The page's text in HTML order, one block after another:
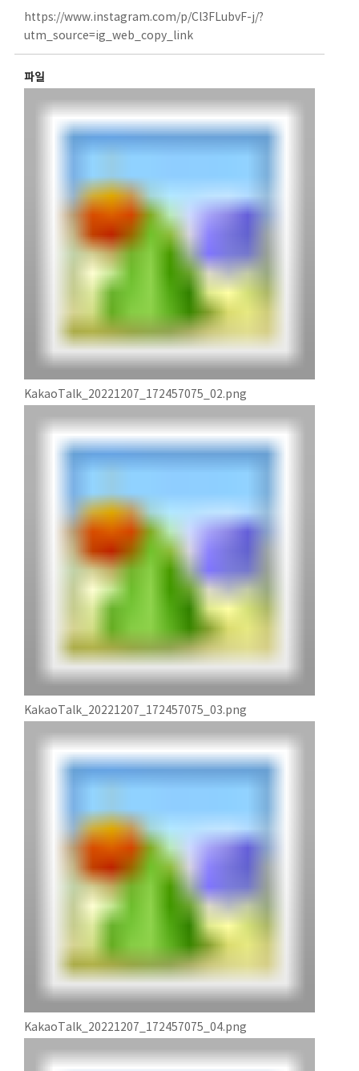
https://www.instagram.com/p/Cl3FLubvF-j/?
utm_source=ig_web_copy_link
파일
KakaoTalk_20221207_172457075_02.png
KakaoTalk_20221207_172457075_03.png
KakaoTalk_20221207_172457075_04.png